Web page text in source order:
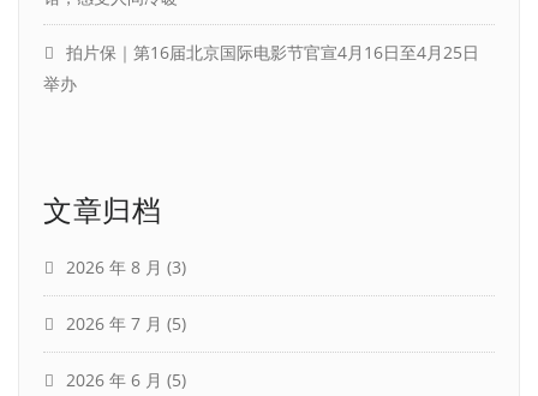
拍片保｜第16届北京国际电影节官宣4月16日至4月25日
举办
文章归档
2026 年 8 月 (3)
2026 年 7 月 (5)
2026 年 6 月 (5)